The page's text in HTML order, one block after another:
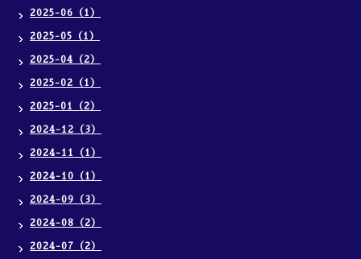
2025-06（1）
2025-05（1）
2025-04（2）
2025-02（1）
2025-01（2）
2024-12（3）
2024-11（1）
2024-10（1）
2024-09（3）
2024-08（2）
2024-07（2）